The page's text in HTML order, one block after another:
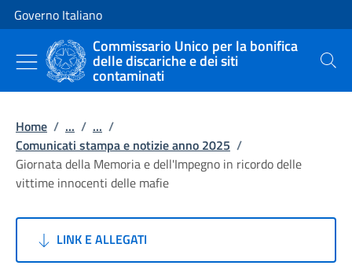
Vai al contenuto
Vai alla navigazione del sito
Governo Italiano
Commissario Unico per la bonifica
delle discariche e dei siti
contaminati Cerca
Home / ... / ... /
Comunicati stampa e notizie anno 2025 /
Giornata della Memoria e dell'Impegno in ricordo delle
vittime innocenti delle mafie
LINK E ALLEGATI